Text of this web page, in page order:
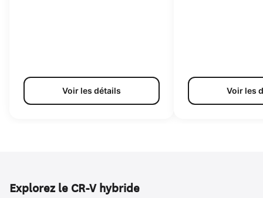
Voir les détails Voir les
Explorez le CR-V hybride